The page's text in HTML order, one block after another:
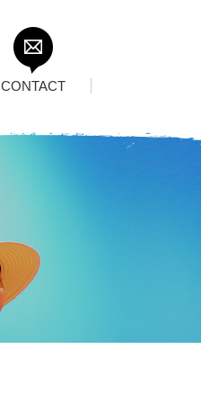
CONTACT